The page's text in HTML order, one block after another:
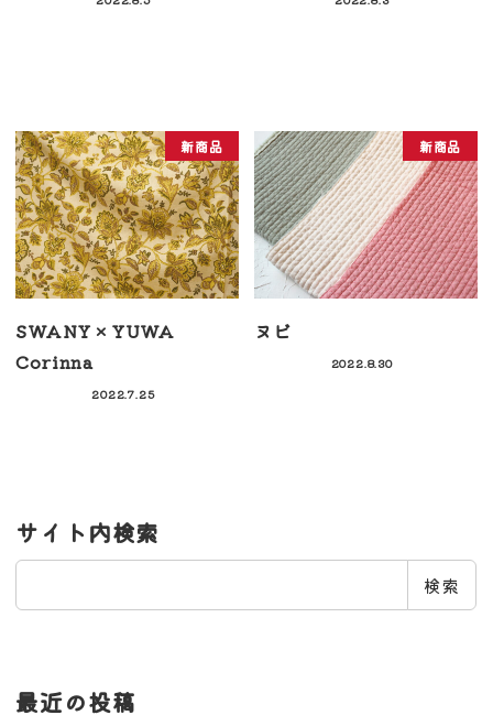
新商品
SWANY × YUWA
Corinna
2022.7.25
新商品
ヌビ
2022.8.30
サイト内検索
検索
最近の投稿